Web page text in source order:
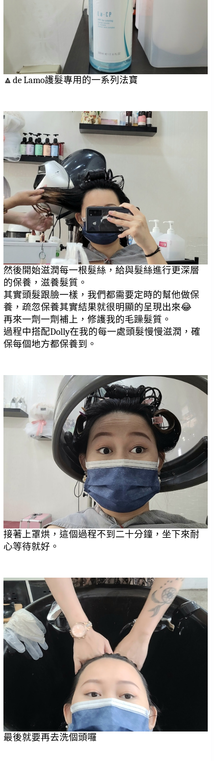
🔼de Lamo護髮專用的一系列法寶
然後開始滋潤每一根髮絲，給與髮絲進行更深層
的保養，滋養髮質。
其實頭髮跟臉一樣，我們都需要定時的幫他做保
養，疏忽保養其實結果就很明顯的呈現出來😂
再來一劑一劑補上，修護我的毛躁髮質。
過程中搭配Dolly在我的每一處頭髮慢慢滋潤，確
保每個地方都保養到。
接著上罩烘，這個過程不到二十分鐘，坐下來耐
心等待就好。
最後就要再去洗個頭囉